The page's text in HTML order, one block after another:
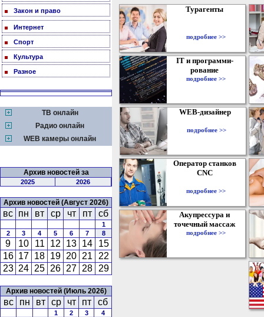
Закон и право
Интернет
Спорт
Культура
Разное
ТВ онлайн
Радио онлайн
WEB камеры онлайн
Архив новостей за
2025 2026
Архив новостей (Август 2026)
вс пн вт ср чт пт сб
1
2
3 4 5 6 7 8
9 10 11 12 13 14
15
16 17 18 19 20 21
22
23 24 25 26 27 28 29
Архив новостей (Июль 2026)
вс пн вт ср чт пт сб
1 2 3
4
Турагенты
подробнее >>
IT и программи-
рование
подробнее >>
WEB-дизайнер
подробнее >>
Оператор станков
CNC
подробнее >>
Акупрессура и
точечный массаж
подробнее >>